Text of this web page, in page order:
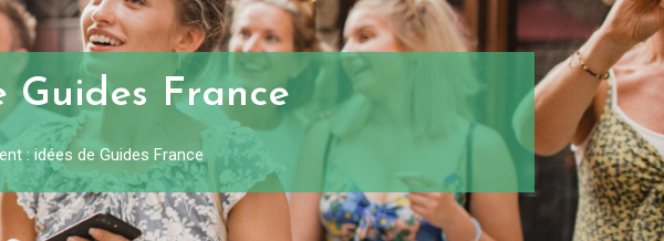
France
: idées de Guides France